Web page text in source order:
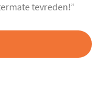
tevreden!”